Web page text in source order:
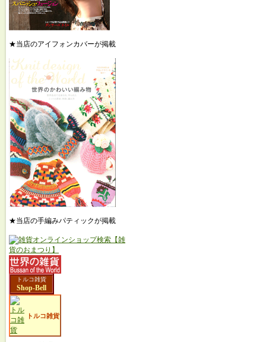
★当店のアイフォンカバーが掲載
★当店の手編みパティックが掲載
トルコ雑貨
Shop-Bell
トルコ雑貨